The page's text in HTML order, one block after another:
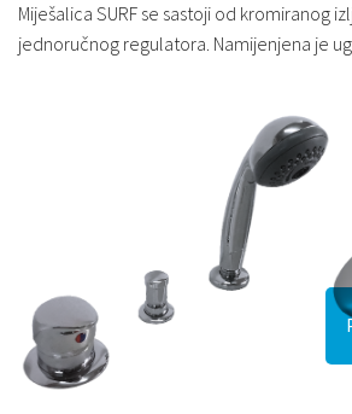
Miješalica SURF se sastoji od kromiranog
jednoručnog regulatora. Namijenjena je